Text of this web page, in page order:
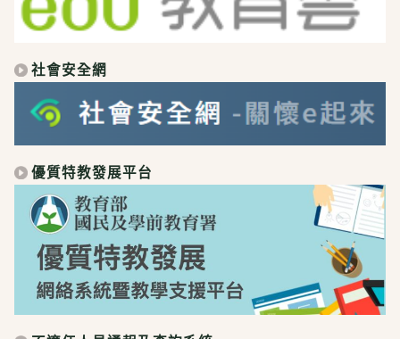
社會安全網
優質特教發展平台